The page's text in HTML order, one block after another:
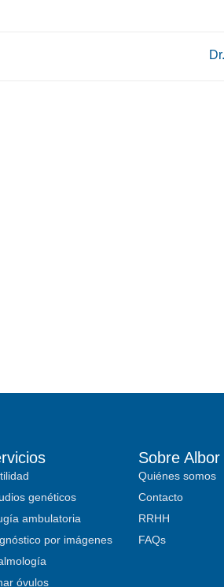
genéticos
ambulatoria
por imágenes
óvulos
Sobre Albor
Quiénes somos
Contacto
RRHH
FAQs